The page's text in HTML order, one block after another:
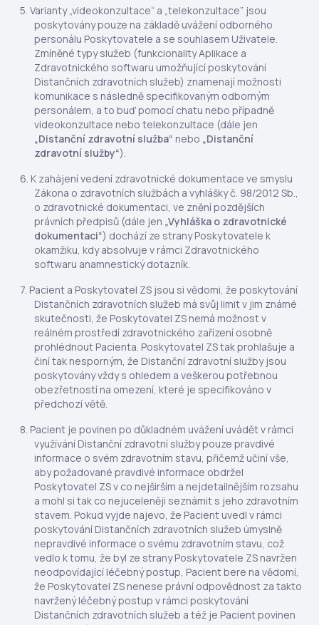
Varianty „videokonzultace“ a „telekonzultace” jsou
poskytovány pouze na základě uvážení odborného
personálu Poskytovatele a se souhlasem Uživatele.
Zmíněné typy služeb (funkcionality Aplikace a
Zdravotnického softwaru umožňující poskytování
Distančních zdravotních služeb) znamenají možnosti
komunikace s následně specifikovaným odborným
personálem, a to buď pomocí chatu nebo případně
videokonzultace nebo telekonzultace (dále jen
„Distanční zdravotní služba“ nebo „Distanční
zdravotní služby“).
K zahájení vedení zdravotnické dokumentace ve smyslu
Zákona o zdravotních službách a vyhlášky č. 98/2012 Sb.,
o zdravotnické dokumentaci, ve znění pozdějších
právních předpisů (dále jen „Vyhláška o zdravotnické
dokumentaci“) dochází ze strany Poskytovatele k
okamžiku, kdy absolvuje v rámci Zdravotnického
softwaru anamnestický dotazník.
Pacient a Poskytovatel ZS jsou si vědomi, že poskytování
Distančních zdravotních služeb má svůj limit v jim známé
skutečnosti, že Poskytovatel ZS nemá možnost v
reálném prostředí zdravotnického zařízení osobně
prohlédnout Pacienta. Poskytovatel ZS tak prohlašuje a
činí tak nesporným, že Distanční zdravotní služby jsou
poskytovány vždy s ohledem a veškerou potřebnou
obezřetností na omezení, které je specifikováno v
předchozí větě.
Pacient je povinen po důkladném uvážení uvádět v rámci
využívání Distanční zdravotní služby pouze pravdivé
informace o svém zdravotním stavu, přičemž učiní vše,
aby požadované pravdivé informace obdržel
Poskytovatel ZS v co nejširším a nejdetailnějším rozsahu
a mohl si tak co nejuceleněji seznámit s jeho zdravotním
stavem. Pokud vyjde najevo, že Pacient uvedl v rámci
poskytování Distančních zdravotních služeb úmyslně
nepravdivé informace o svému zdravotním stavu, což
vedlo k tomu, že byl ze strany Poskytovatele ZS navržen
neodpovídající léčebný postup, Pacient bere na vědomí,
že Poskytovatel ZS nenese právní odpovědnost za takto
navržený léčebný postup v rámci poskytování
Distančních zdravotních služeb a též je Pacient povinen